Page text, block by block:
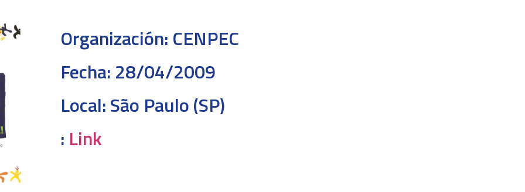
Organización: CENPEC
Fecha: 28/04/2009
Local:São Paulo (SP)
: Link